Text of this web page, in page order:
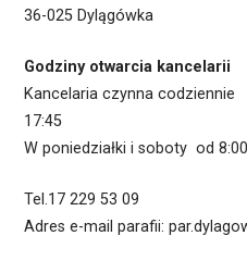
36-025 Dylągówka
Godziny otwarcia kancelarii
Kancelaria czynna
17:45
W poniedziałki i soboty od
Tel.17 229 53 09
Adres e-mail parafii: